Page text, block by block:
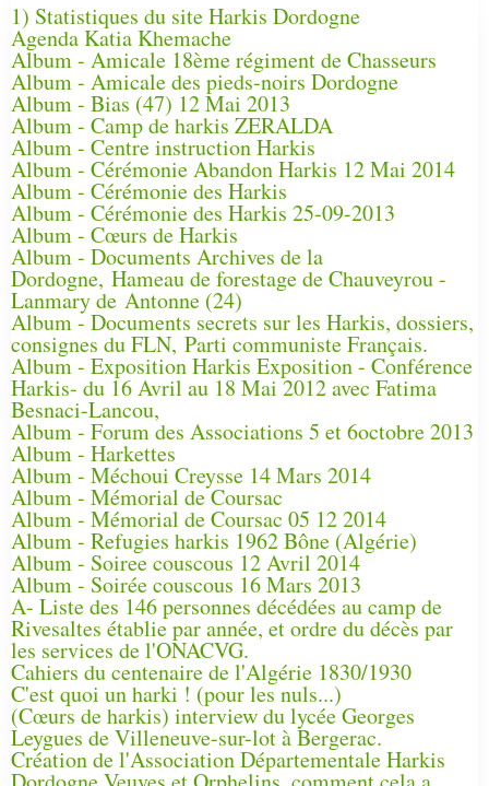
1) Statistiques du site Harkis Dordogne
Agenda Katia Khemache
Album - Amicale 18ème régiment de Chasseurs
Album - Amicale des pieds-noirs Dordogne
Album - Bias (47) 12 Mai 2013
Album - Camp de harkis ZERALDA
Album - Centre instruction Harkis
Album - Cérémonie Abandon Harkis 12 Mai 2014
Album - Cérémonie des Harkis
Album - Cérémonie des Harkis 25-09-2013
Album - Cœurs de Harkis
Album - Documents Archives de la
Dordogne, Hameau de forestage de Chauveyrou -
Lanmary de Antonne (24)
Album - Documents secrets sur les Harkis, dossiers,
consignes du FLN, Parti communiste Français.
Album - Exposition Harkis Exposition - Conférence
Harkis- du 16 Avril au 18 Mai 2012 avec Fatima
Besnaci-Lancou,
Album - Forum des Associations 5 et 6octobre 2013
Album - Harkettes
Album - Méchoui Creysse 14 Mars 2014
Album - Mémorial de Coursac
Album - Mémorial de Coursac 05 12 2014
Album - Refugies harkis 1962 Bône (Algérie)
Album - Soiree couscous 12 Avril 2014
Album - Soirée couscous 16 Mars 2013
A- Liste des 146 personnes décédées au camp de
Rivesaltes établie par année, et ordre du décès par
les services de l'ONACVG.
Cahiers du centenaire de l'Algérie 1830/1930
C'est quoi un harki ! (pour les nuls...)
(Cœurs de harkis) interview du lycée Georges
Leygues de Villeneuve-sur-lot à Bergerac.
Création de l'Association Départementale Harkis